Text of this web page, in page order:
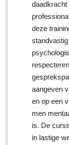
daadkracht
deze
aangeven
en op een
men
is. De
in lastige